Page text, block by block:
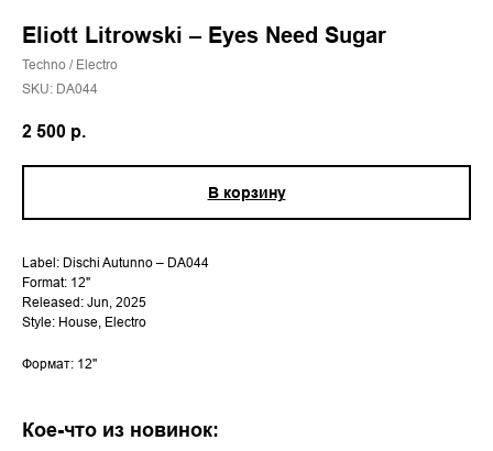
Eliott Litrowski – Eyes Need Sugar
Techno / Electro
SKU: DA044
2 500 р.
В корзину
Label: Dischi Autunno – DA044
Format: 12"
Released: Jun, 2025
Style: House, Electro
Формат: 12''
Кое-что из новинок: